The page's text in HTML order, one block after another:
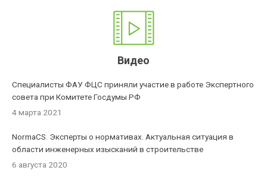
Видео
Специалисты ФАУ ФЦС приняли участие в работе Экспертного
совета при Комитете Госдумы РФ
4 марта 2021
NormaCS. Эксперты о нормативах. Актуальная ситуация в
области инженерных изысканий в строительстве
6 августа 2020